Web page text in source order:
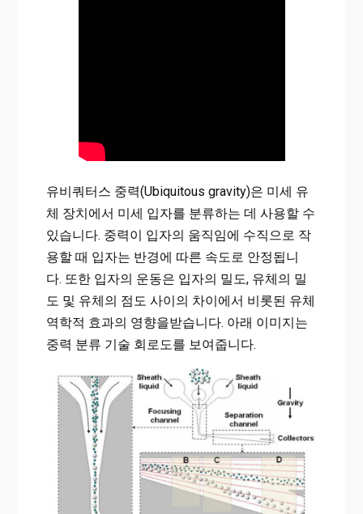
유비쿼터스 중력(Ubiquitous gravity)은 미세 유
체 장치에서 미세 입자를 분류하는 데 사용할 수
있습니다. 중력이 입자의 움직임에 수직으로 작
용할 때 입자는 반경에 따른 속도로 안정됩니
다. 또한 입자의 운동은 입자의 밀도, 유체의 밀
도 및 유체의 점도 사이의 차이에서 비롯된 유체
역학적 효과의 영향을받습니다. 아래 이미지는
중력 분류 기술 회로도를 보여줍니다.